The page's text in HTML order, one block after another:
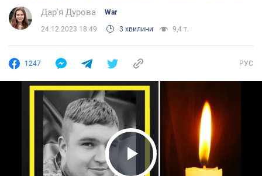
Дар'я Дурова War
24.12.2023 18:49 3 хвилини 9,4 т.
1247 РУС